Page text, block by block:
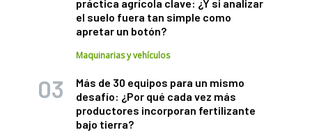
práctica agrícola clave: ¿Y si analizar
el suelo fuera tan simple como
apretar un botón?
Maquinarias y vehículos
Más de 30 equipos para un mismo
desafío: ¿Por qué cada vez más
productores incorporan fertilizante
bajo tierra?